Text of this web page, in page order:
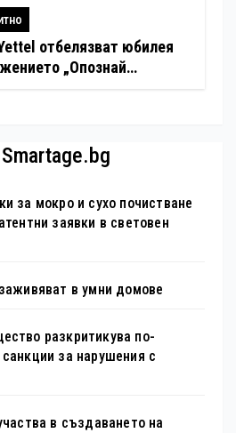
отбелязват юбилея
„Опознай
за мокро и сухо почистване
заявки в световен
в умни домове
разкритикува по-
за нарушения с
в създаването на